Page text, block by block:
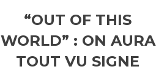
“OUT OF THIS
WORLD” : ON AURA
TOUT VU SIGNE